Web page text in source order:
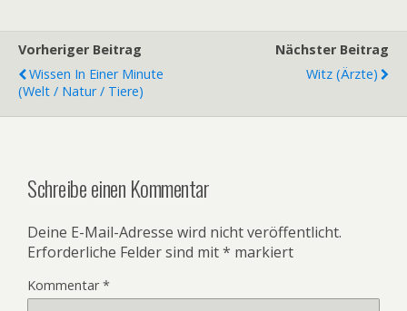
Vorheriger Beitrag
Wissen In Einer Minute
(Welt / Natur / Tiere)
Nächster Beitrag
Witz (Ärzte)
Schreibe einen Kommentar
Deine E-Mail-Adresse wird nicht veröffentlicht.
Erforderliche Felder sind mit* markiert
Kommentar*